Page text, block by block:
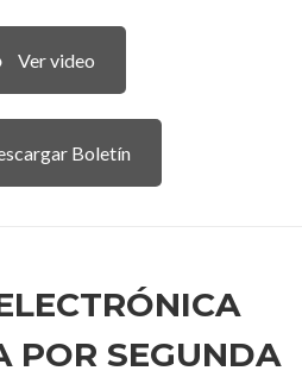
Ver video
Boletín
POR SEGUNDA